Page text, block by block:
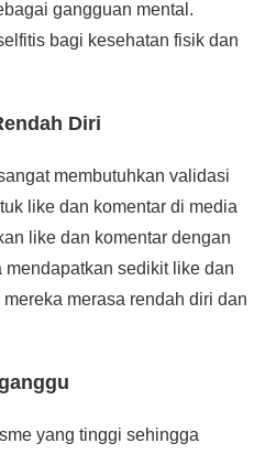
gangguan mental.
bagi kesehatan fisik dan
Diri
membutuhkan validasi
like dan komentar di media
like dan komentar dengan
sedikit like dan
merasa rendah diri dan
yang tinggi sehingga